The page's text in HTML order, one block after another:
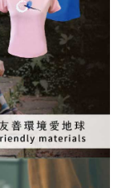
secara
SMS peringatan
anda boleh
saluran berikut: kod
bank,
pembayaran anda,
oleh AFTEE. Anda
anda menerima
anda boleh
(cth.: produk
yang lebih
pembayaran
pesanan.
boleh sehingga
akan berdasarkan
pesanan
pesanan
Kadar Penghantaran